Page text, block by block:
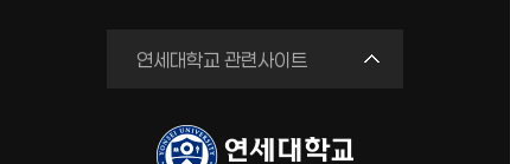
연세대학교 관련사이트
학교법인
세브란스병원